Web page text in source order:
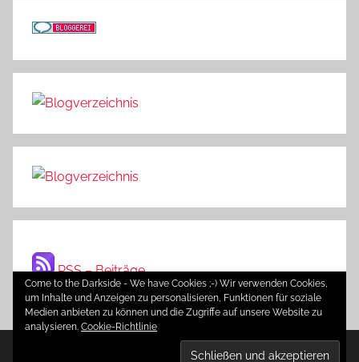
RSS – Beiträge
Come to the Darkside - We have Cookies ;-) Wir verwenden Cookies,
um Inhalte und Anzeigen zu personalisieren, Funktionen für soziale
Medien anbieten zu können und die Zugriffe auf unsere Website zu
analysieren. Cookie-Richtlinie